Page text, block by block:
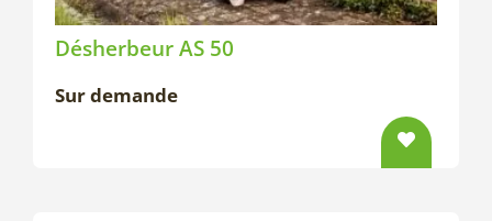
Désherbeur AS 50
Sur demande